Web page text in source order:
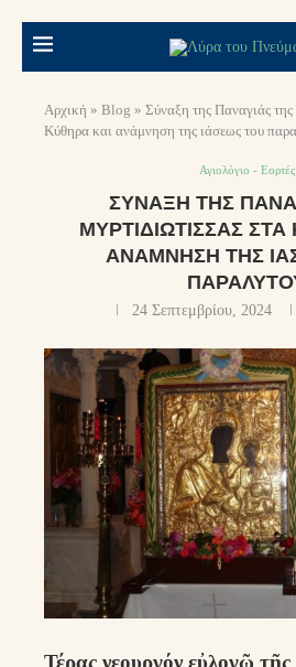
Αρχική » Blog » Σύναξη της Παναγιάς
Κύθηρα και ανάμνηση της ιάσεως του
Αγιολόγιο - Εορτές
ΣΎΝΑΞΗ ΤΗΣ
ΜΥΡΤΙΔΙΏΤΙΣΣΑΣ
ΑΝΆΜΝΗΣΗ ΤΗΣ
24 Σεπτεμβρίου, 2024
Τέρας νεουργόν εὐλογῶ